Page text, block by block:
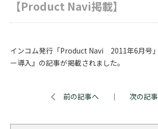
【Product Navi掲載】
インコム発行「Product Navi 2011年6月号
ー導入』の記事が掲載されました。
前の記事へ ｜ 次の記